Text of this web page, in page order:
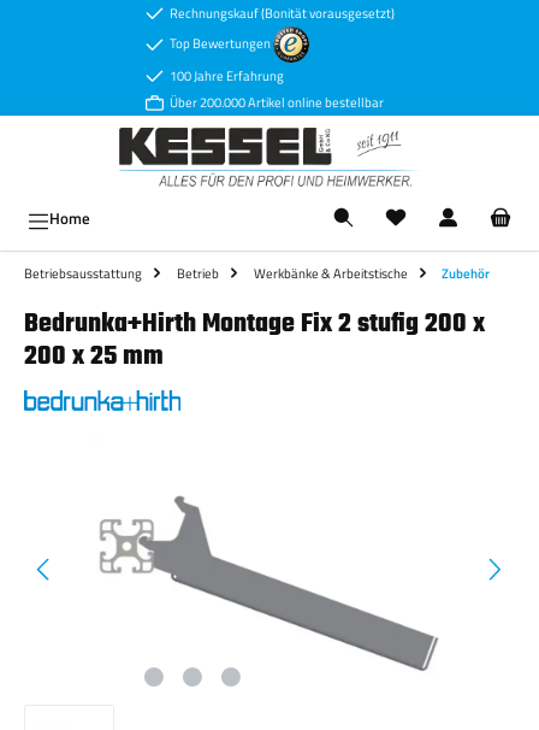
Zum Hauptinhalt springenRechnungskauf (Bonität vorausgesetzt)
Top Bewertungen
100 Jahre Erfahrung
Über 200.000 Artikel online bestellbar
Home
Betriebsausstattung Betrieb Werkbänke & Arbeitstische Zubehör
Bedrunka+Hirth Montage Fix 2 stufig 200 x
200 x 25 mm